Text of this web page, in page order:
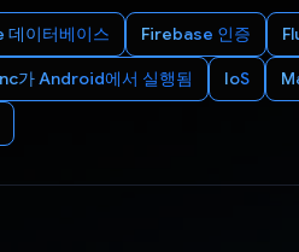
데이터베이스 Firebase 인증
가 Android에서 실행됨 IoS